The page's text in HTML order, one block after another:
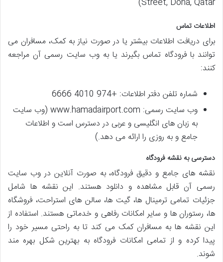
Street, Doha, Qatar)
اطلاعات تماس
برای دریافت اطلاعات بیشتر یا در صورت نیاز به کمک، مسافران می
توانند با فرودگاه تماس بگیرند یا به وب سایت رسمی آن مراجعه
کنند:
شماره تلفن دفتر اطلاعات: +974 4010 6666
وب سایت رسمی: www.hamadairport.com (وب سایت
به زبان های انگلیسی و عربی در دسترس است و اطلاعات
جامع و به روزی را ارائه می دهد.)
دسترسی به نقشه فرودگاه
نقشه های جامع و دقیق فرودگاه، به صورت آنلاین در وب سایت
رسمی آن قابل مشاهده و دانلود هستند. این نقشه ها شامل
جزئیات تمامی ترمینال ها، گیت ها، سالن های استراحت، فروشگاه
ها، رستوران ها و سایر امکانات رفاهی و خدماتی هستند. استفاده از
این نقشه ها به مسافران کمک می کند تا به راحتی مسیر خود را
پیدا کرده و از تمامی امکانات فرودگاه به بهترین شکل بهره مند
شوند.